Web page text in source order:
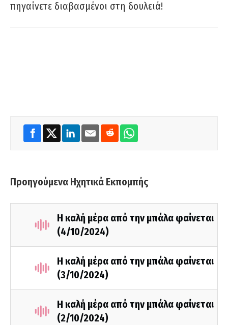
πηγαίνετε διαβασμένοι στη δουλειά!
Προηγούμενα Ηχητικά Εκπομπής
Η καλή μέρα από την μπάλα φαίνεται
(4/10/2024)
Η καλή μέρα από την μπάλα φαίνεται
(3/10/2024)
Η καλή μέρα από την μπάλα φαίνεται
(2/10/2024)